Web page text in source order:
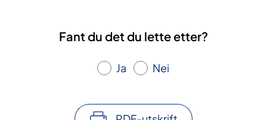
Fant du det du lette etter?
Ja Nei